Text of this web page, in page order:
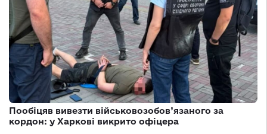
Пообіцяв вивезти військовозобов’язаного за
кордон: у Харкові викрито офіцера